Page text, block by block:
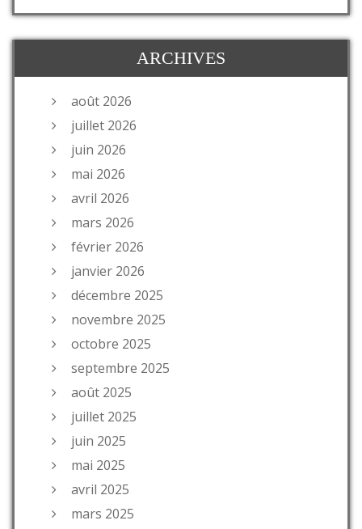
ARCHIVES
août 2026
juillet 2026
juin 2026
mai 2026
avril 2026
mars 2026
février 2026
janvier 2026
décembre 2025
novembre 2025
octobre 2025
septembre 2025
août 2025
juillet 2025
juin 2025
mai 2025
avril 2025
mars 2025